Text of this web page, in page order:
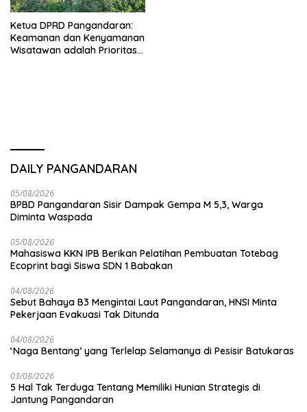
Ketua DPRD Pangandaran:
Keamanan dan Kenyamanan
Wisatawan adalah Prioritas
DAILY PANGANDARAN
05/08/2026
BPBD Pangandaran Sisir Dampak Gempa M 5,3, Warga
Diminta Waspada
05/08/2026
Mahasiswa KKN IPB Berikan Pelatihan Pembuatan Totebag
Ecoprint bagi Siswa SDN 1 Babakan
04/08/2026
Sebut Bahaya B3 Mengintai Laut Pangandaran, HNSI Minta
Pekerjaan Evakuasi Tak Ditunda
04/08/2026
‘Naga Bentang’ yang Terlelap Selamanya di Pesisir Batukaras
03/08/2026
5 Hal Tak Terduga Tentang Memiliki Hunian Strategis di
Jantung Pangandaran